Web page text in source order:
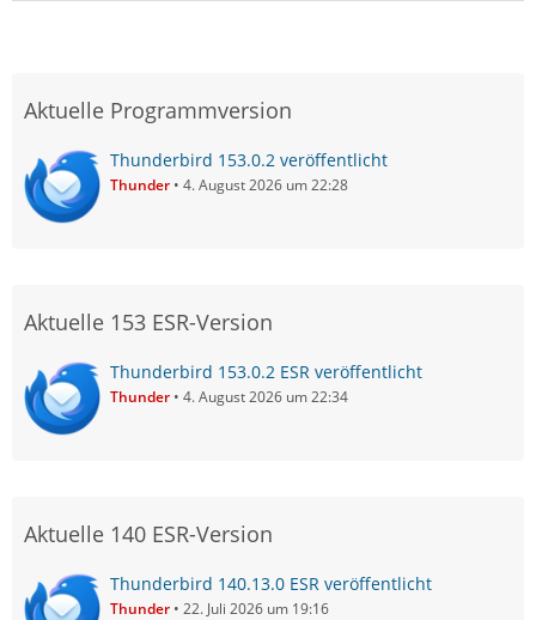
Aktuelle Programmversion
Thunderbird 153.0.2 veröffentlicht
Thunder 4. August 2026 um 22:28
Aktuelle 153 ESR-Version
Thunderbird 153.0.2 ESR veröffentlicht
Thunder 4. August 2026 um 22:34
Aktuelle 140 ESR-Version
Thunderbird 140.13.0 ESR veröffentlicht
Thunder 22. Juli 2026 um 19:16